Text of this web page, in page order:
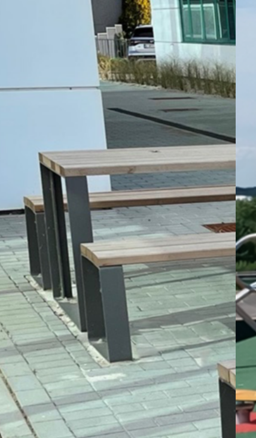
écoles, elles allient fonctionnalité,
le mobilier urbain est un élément qui
et valorise les espaces tout en
fabriqué en France, dans le Maine-